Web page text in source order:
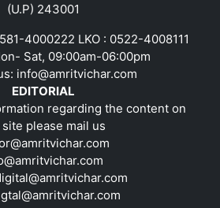
(U.P) 243001
4000222 LKO : 0522-4008111
Sat, 09:00am-06:00pm
info@amritvichar.com
EDITORIAL
regarding the content on
please mail us